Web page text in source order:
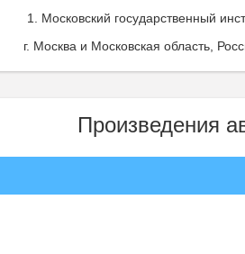
Московский государственный
г. Москва и Московская область,
Произведения